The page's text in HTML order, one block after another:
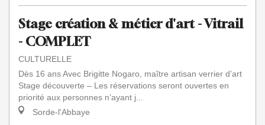
Stage création & métier d'art - Vitrail
- COMPLET
CULTURELLE
Dès 16 ans Avec Brigitte Nogaro, maître artisan verrier d’art
Stage découverte – Les réservations seront ouvertes en
priorité aux personnes n’ayant j...
Sorde-l'Abbaye